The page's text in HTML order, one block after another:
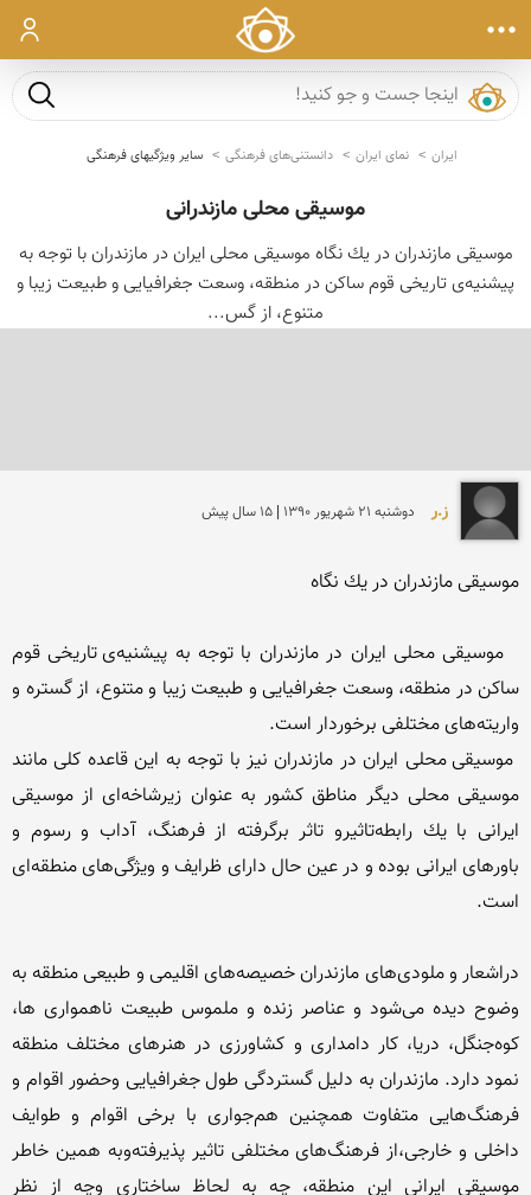
ورود
جست و
ایران نمای ایران دانستنی‌های فرهنگی سایر ویژگیهای فرهنگی
موسیقی محلی مازندرانی
موسیقی مازندران در یك نگاه موسیقی محلی ایران در مازندران با توجه به
پیشنیه‌ی تاریخی قوم ساكن در منطقه، وسعت جغرافیایی و طبیعت زیبا و
متنوع، از گس...
ز.ر دوشنبه 21 شهريور 1390 | 15 سال پیش